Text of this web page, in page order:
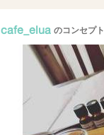
cafe_elua のコンセプト